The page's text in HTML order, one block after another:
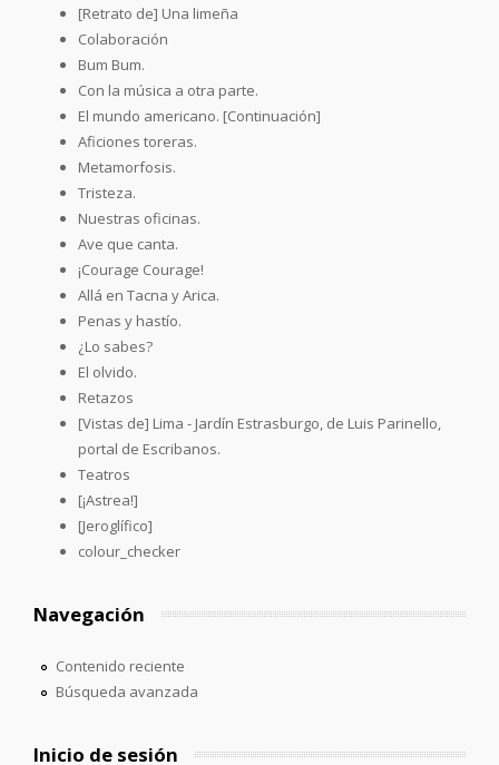
[Retrato de] Una limeña
Colaboración
Bum Bum.
Con la música a otra parte.
El mundo americano. [Continuación]
Aficiones toreras.
Metamorfosis.
Tristeza.
Nuestras oficinas.
Ave que canta.
¡Courage Courage!
Allá en Tacna y Arica.
Penas y hastío.
¿Lo sabes?
El olvido.
Retazos
[Vistas de] Lima - Jardín Estrasburgo, de Luis Parinello,
portal de Escribanos.
Teatros
[¡Astrea!]
[Jeroglífico]
colour_checker
Navegación
Contenido reciente
Búsqueda avanzada
Inicio de sesión